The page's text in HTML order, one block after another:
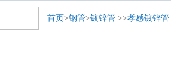
首页>钢管>镀锌管 >>孝感镀锌管